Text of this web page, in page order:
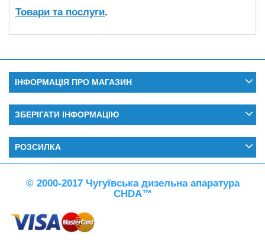
Товари та послуги.
ІНФОРМАЦІЯ ПРО МАГАЗИН
ЗБЕРІГАТИ ІНФОРМАЦІЮ
РОЗСИЛКА
© 2000-2017 Чугуївська дизельна апаратура
CHDA™